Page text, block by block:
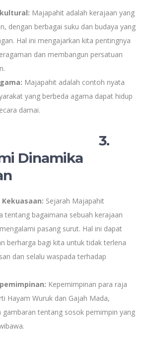
Majapahit adalah kerajaan yang
dengan berbagai suku dan budaya yang
Hal ini mengajarkan kita pentingnya
dan membangun persatuan
Majapahit adalah contoh nyata
yang berbeda agama dapat hidup
damai.
3.
Dinamika
Sejarah Majapahit
tentang bagaimana sebuah kerajaan
pasang surut. Hal ini dapat
berharga bagi kita untuk tidak terlena
dan selalu waspada terhadap
Kepemimpinan para raja
Hayam Wuruk dan Gajah Mada,
gambaran tentang sosok pemimpin yang